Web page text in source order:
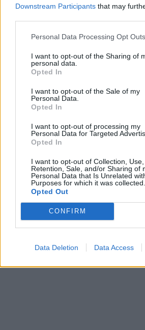
Downstream Participants that may
Personal Data Processing Opt Outs
I want to opt-out of the Sharing of
personal data.
Opted In
I want to opt-out of the Sale of my
Personal Data.
Opted In
I want to opt-out of processing my
Personal Data for Targeted
Opted In
I want to opt-out of Collection, Use,
Retention, Sale, and/or Sharing of
Personal Data that Is Unrelated
Purposes for which it was collected.
Opted Out
CONFIRM
Data Deletion Data Access